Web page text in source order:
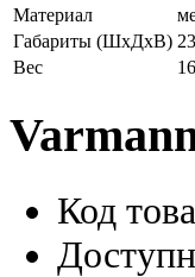
Материал
Габариты (ШxДхВ)
Вес
Код